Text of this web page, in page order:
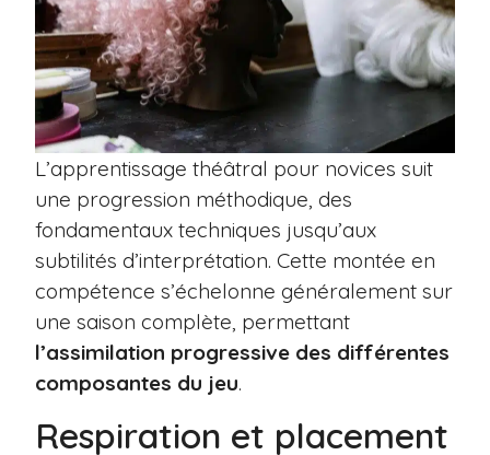
L’apprentissage théâtral pour novices suit
une progression méthodique, des
fondamentaux techniques jusqu’aux
subtilités d’interprétation. Cette montée en
compétence s’échelonne généralement sur
une saison complète, permettant
l’assimilation progressive des différentes
composantes du jeu.
Respiration et placement